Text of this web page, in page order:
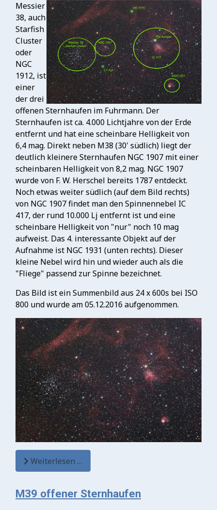
Messier
38, auch
Starfish
Cluster
oder
NGC
1912, ist
einer
der drei
offenen Sternhaufen im Fuhrmann. Der
Sternhaufen ist ca. 4.000 Lichtjahre von der Erde
entfernt und hat eine scheinbare Helligkeit von
6,4 mag. Direkt neben M38 (30' südlich) liegt der
deutlich kleinere Sternhaufen NGC 1907 mit einer
scheinbaren Helligkeit von 8,2 mag. NGC 1907
wurde von F. W. Herschel bereits 1787 entdeckt.
Noch etwas weiter südlich (auf dem Bild rechts)
von NGC 1907 findet man den Spinnennebel IC
417, der rund 10.000 Lj entfernt ist und eine
scheinbare Helligkeit von "nur" noch 10 mag
aufweist. Das 4. interessante Objekt auf der
Aufnahme ist NGC 1931 (unten rechts). Dieser
kleine Nebel wird hin und wieder auch als die
"Fliege" passend zur Spinne bezeichnet.
Das Bild ist ein Summenbild aus 24 x 600s bei ISO
800 und wurde am 05.12.2016 aufgenommen.
Weiterlesen …
M39 offener Sternhaufen